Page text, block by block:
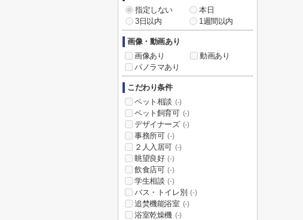
指定しない
本日
3日以内
1週間以内
画像・動画あり
画像あり
動画あり
パノラマあり
こだわり条件
ペット相談 (-)
ペット飼育可 (-)
デザイナーズ (-)
事務所可 (-)
２人入居可 (-)
眺望良好 (-)
飲食店可 (-)
学生相談 (-)
バス・トイレ別 (-)
追焚機能浴室 (-)
浴室乾燥機 (-)